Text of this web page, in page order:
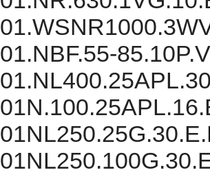
01.NBF.55-85.10P.V